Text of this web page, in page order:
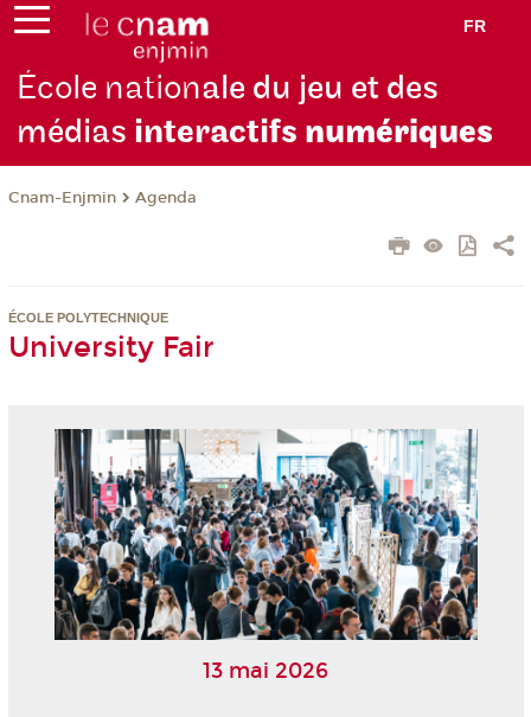
FR
École nationale du jeu et des
médias interactifs numériques
Cnam-Enjmin Agenda
ÉCOLE POLYTECHNIQUE
University Fair
13 mai 2026